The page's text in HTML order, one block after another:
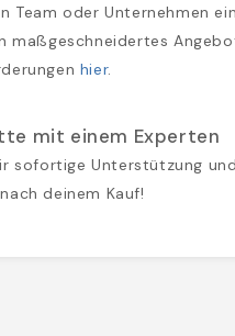
Team oder Unternehmen
maßgeschneidertes
hier.
mit einem Experten
sofortige Unterstützung
deinem Kauf!